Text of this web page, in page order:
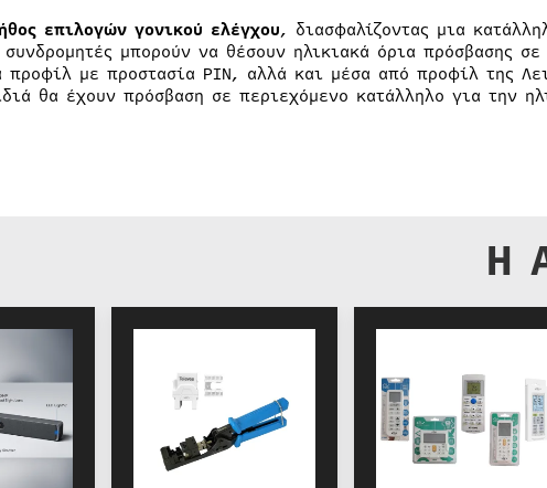
επιλογών γονικού ελέγχου, διασφαλίζοντας μια
μπορούν να θέσουν ηλικιακά όρια πρόσβασης σε
προφίλ με προστασία PIN, αλλά και μέσα από προφίλ της
θα έχουν πρόσβαση σε περιεχόμενο κατάλληλο για την
Η